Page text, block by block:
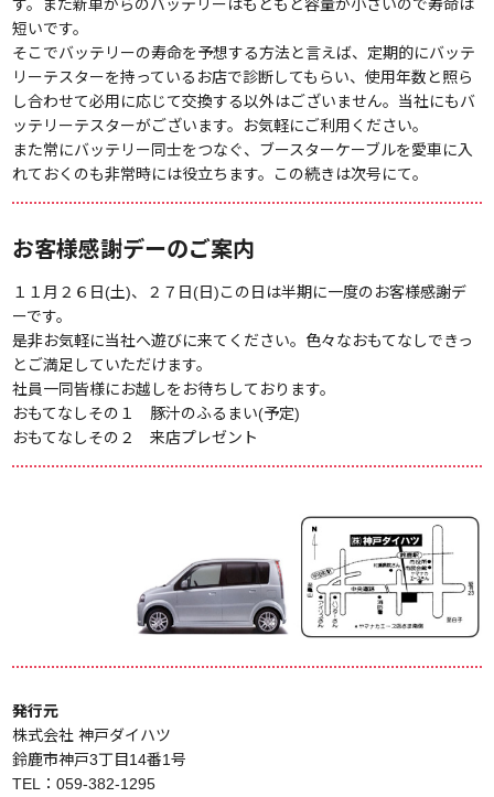
す。また新車からのバッテリーはもともと容量が小さいので寿命は
短いです。
そこでバッテリーの寿命を予想する方法と言えば、定期的にバッテ
リーテスターを持っているお店で診断してもらい、使用年数と照ら
し合わせて必用に応じて交換する以外はございません。当社にもバ
ッテリーテスターがございます。お気軽にご利用ください。
また常にバッテリー同士をつなぐ、ブースターケーブルを愛車に入
れておくのも非常時には役立ちます。この続きは次号にて。
お客様感謝デーのご案内
１１月２６日(土)、２７日(日)この日は半期に一度のお客様感謝デ
ーです。
是非お気軽に当社へ遊びに来てください。色々なおもてなしできっ
とご満足していただけます。
社員一同皆様にお越しをお待ちしております。
おもてなしその１ 豚汁のふるまい(予定)
おもてなしその２ 来店プレゼント
発行元
株式会社 神戸ダイハツ
鈴鹿市神戸3丁目14番1号
TEL：059-382-1295